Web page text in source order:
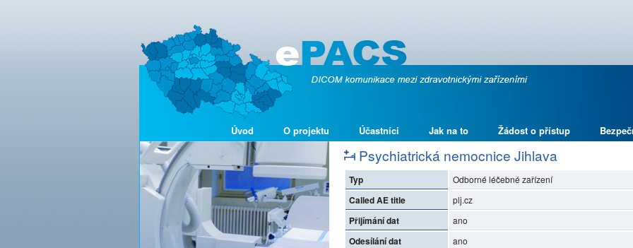
Úvod O projektu Účastníci Jak na to Žádost o přístup
Psychiatrická nemocnice Jihlava
Typ Odborné léčebné zařízení
Called AE title plj.cz
Přijímání dat ano
Odesílání dat ano